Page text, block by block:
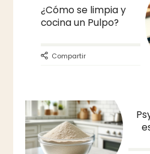
¿Cómo se limpia y
cocina un Pulpo?
Compartir